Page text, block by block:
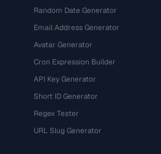
Random Date Generator
Email Address Generator
Avatar Generator
Cron Expression Builder
API Key Generator
Short ID Generator
Regex Tester
URL Slug Generator